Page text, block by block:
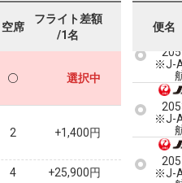
空席
フライト差額
/1名
選択中
2 +1,400円
4 +25,900円
便名
※J-
※J-
※J-